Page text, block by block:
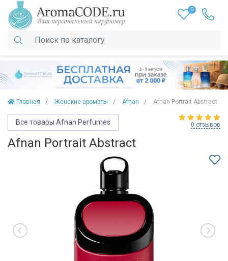
0
Главная Женские ароматы Afnan Afnan Portrait Abstract
Все товары Afnan Perfumes 0 отзывов
Afnan Portrait Abstract